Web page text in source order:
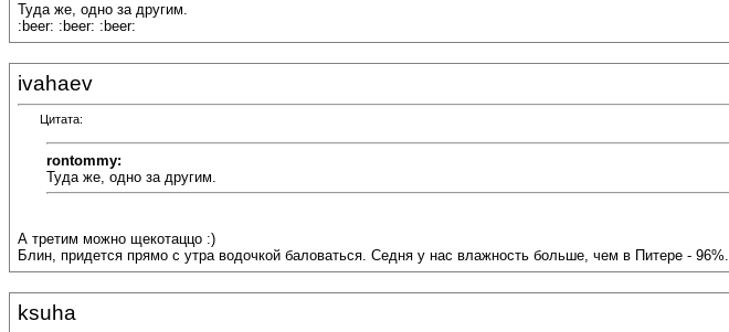
Туда же, одно за другим.
:beer: :beer: :beer:
ivahaev
Цитата:
rontommy:
Туда же, одно за другим.
А третим можно щекотаццо :)
Блин, придется прямо с утра водочкой баловаться. Седня у нас влажность больше, чем в Питере - 96%.
ksuha